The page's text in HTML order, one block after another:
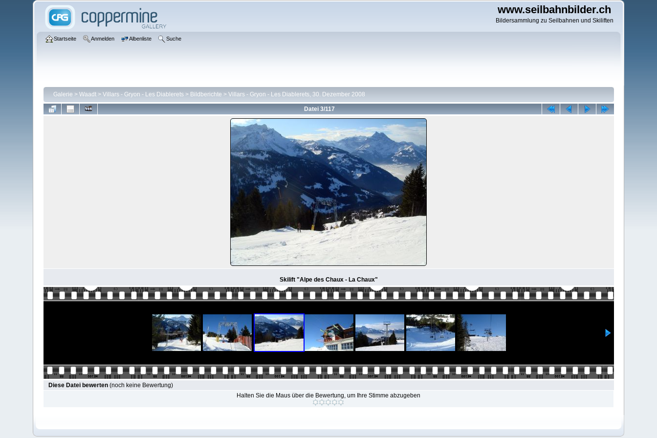
www.seilbahnbilder.ch
Bildersammlung zu Seilbahnen und Skiliften
Startseite Anmelden Albenliste Suche
Galerie > Waadt> Villars - Gryon - Les Diablerets> Bildberichte > Villars - Gryon - Les Diablerets, 30. Dezember 2008
Datei 3/117
Skilift "Alpe des Chaux - La Chaux"
Diese Datei bewerten(noch keine Bewertung)
Halten Sie die Maus über die Bewertung, um Ihre Stimme abzugeben